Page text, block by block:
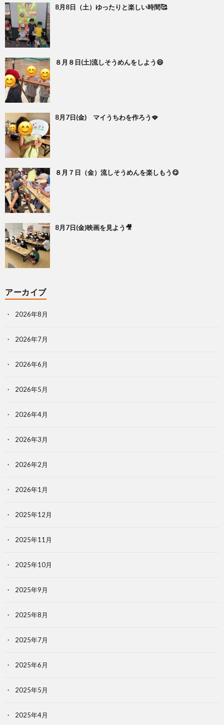
8月8日（土）ゆったりと楽しい時間🥰
８月８日(土)流しそうめんをしよう😄
8月7日(金) マイうちわを作ろう🪭
８月７日（金）流しそうめんを楽しもう😋
8月7日(金)映画を見よう🎥
アーカイブ
2026年8月
2026年7月
2026年6月
2026年5月
2026年4月
2026年3月
2026年2月
2026年1月
2025年12月
2025年11月
2025年10月
2025年9月
2025年8月
2025年7月
2025年6月
2025年5月
2025年4月